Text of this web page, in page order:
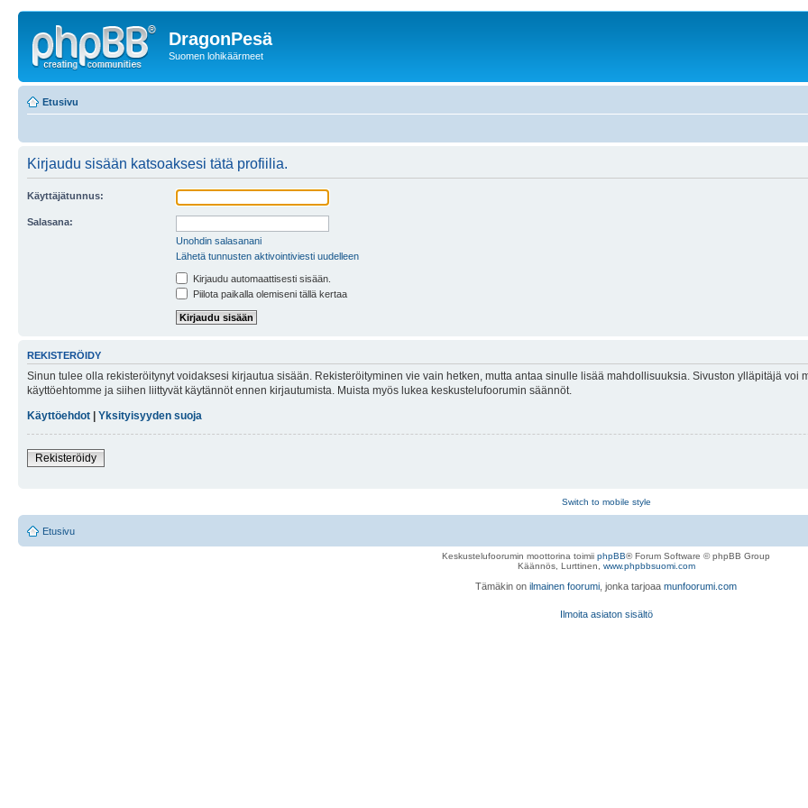
DragonPesä
Suomen lohikäärmeet
Etusivu
Kirjaudu sisään katsoaksesi tätä profiilia.
Käyttäjätunnus:
Salasana:
Unohdin salasanani
Lähetä tunnusten aktivointiviesti uudelleen
Kirjaudu automaattisesti sisään.
Piilota paikalla olemiseni tällä kertaa
REKISTERÖIDY
Sinun tulee olla rekisteröitynyt voidaksesi kirjautua sisään. Rekisteröityminen vie vain hetken, mutta antaa sinulle lisää mahdollisuuksia. Sivuston ylläpitäjä
käyttöehtomme ja siihen liittyvät käytännöt ennen kirjautumista. Muista myös lukea keskustelufoorumin säännöt.
Käyttöehdot
Yksityisyyden suoja
Rekisteröidy
Switch to mobile style
Etusivu
Keskustelufoorumin moottorina toimii phpBB® Forum Software © phpBB Group
Käännös, Lurttinen, www.phpbbsuomi.com
Tämäkin on ilmainen foorumi , jonka tarjoaa munfoorumi.com
Ilmoita asiaton sisältö